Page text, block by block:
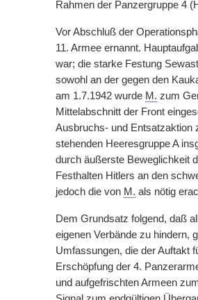
Rahmen der Panzergruppe 4
Vor Abschluß der
11. Armee ernannt.
war; die starke Festung
sowohl an der gegen den
am 1.7.1942 wurde M. zum
Mittelabschnitt der Front
Ausbruchs- und Entsatzaktion
stehenden Heeresgruppe A
durch äußerste Beweglichkeit
Festhalten Hitlers an den
jedoch die von M. als nötig
Dem Grundsatz folgend, daß
eigenen Verbände zu hindern,
Umfassungen, die der Auftakt
Erschöpfung der 4.
und aufgefrischten Armeen